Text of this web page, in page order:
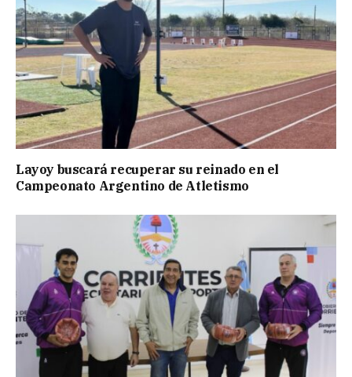
Layoy buscará recuperar su reinado en el
Campeonato Argentino de Atletismo